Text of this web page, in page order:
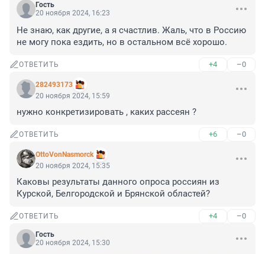
Гость
20 ноября 2024, 16:23
Не знаю, как другие, а я счастлив. Жаль, что в Россию
не могу пока ездить, но в остальном всё хорошо.
ОТВЕТИТЬ +4 –0
282493173
20 ноября 2024, 15:59
нужно конкретизировать , каких рассеян ?
ОТВЕТИТЬ +6 –0
OttoVonNasmorck
20 ноября 2024, 15:35
Каковы результаты данного опроса россиян из
Курской, Белгородской и Брянской областей?
ОТВЕТИТЬ +4 –0
Гость
20 ноября 2024, 15:30